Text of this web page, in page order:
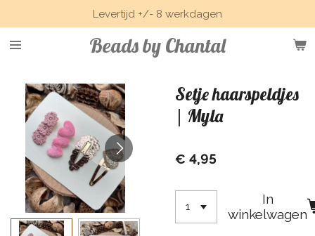
direct
naar
hoofdinhoud
Beads by Chantal
Levertijd +/- 8 werkdagen
Setje haarspeldjes
| Myla
€ 4,95
In
winkelwagen